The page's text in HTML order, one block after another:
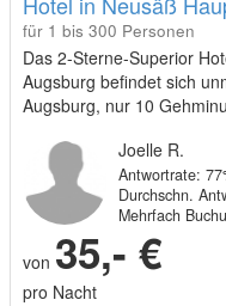
für 1 bis 300 Personen
Das 2-Sterne-Superior
Augsburg befindet sich
Augsburg, nur 10
Joelle R.
Antwortrate:
Durchschn.
Mehrfach
von 35,- €
pro Nacht